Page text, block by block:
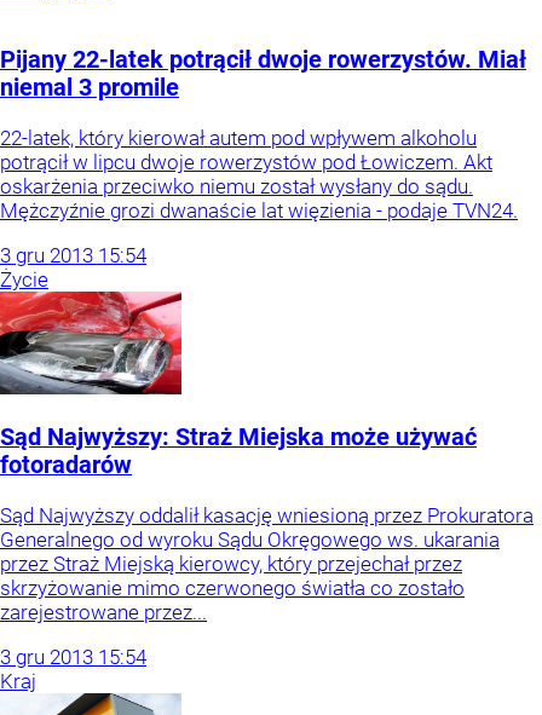
Pijany 22-latek potrącił dwoje rowerzystów. Miał
niemal 3 promile
22-latek, który kierował autem pod wpływem alkoholu
potrącił w lipcu dwoje rowerzystów pod Łowiczem. Akt
oskarżenia przeciwko niemu został wysłany do sądu.
Mężczyźnie grozi dwanaście lat więzienia - podaje TVN24.
3 gru 2013 15:54
Życie
Sąd Najwyższy: Straż Miejska może używać
fotoradarów
Sąd Najwyższy oddalił kasację wniesioną przez Prokuratora
Generalnego od wyroku Sądu Okręgowego ws. ukarania
przez Straż Miejską kierowcy, który przejechał przez
skrzyżowanie mimo czerwonego światła co zostało
zarejestrowane przez...
3 gru 2013 15:54
Kraj